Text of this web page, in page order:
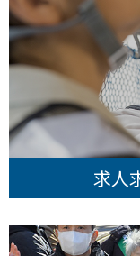
求人